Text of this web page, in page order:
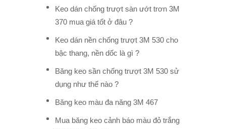
Keo dán chống trượt sàn ướt trơn 3M
370 mua giá tốt ở đâu ?
Keo dán nền chống trượt 3M 530 cho
bậc thang, nền dốc là gì ?
Băng keo sần chống trượt 3M 530 sử
dụng như thế nào ?
Băng keo màu đa năng 3M 467
Mua băng keo cảnh báo màu đỏ trắng